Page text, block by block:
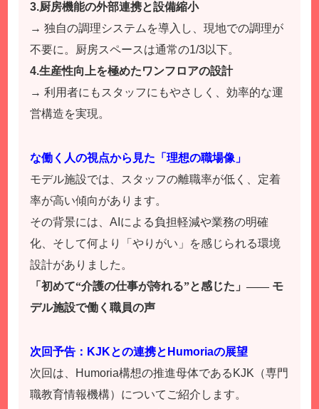
3.厨房機能の外部連携と設備縮小
→ 独自の調理システムを導入し、現地での調理が
不要に。厨房スペースは通常の1/3以下。
4.生産性向上を極めたワンフロアの設計
→ 利用者にもスタッフにもやさしく、効率的な運
営構造を実現。
な働く人の視点から見た「理想の職場像」
モデル施設では、スタッフの離職率が低く、定着
率が高い傾向があります。
その背景には、AIによる負担軽減や業務の明確
化、そして何より「やりがい」を感じられる環境
設計がありました。
「初めて“介護の仕事が誇れる”と感じた」—— モ
デル施設で働く職員の声
次回予告：KJKとの連携とHumoriaの展望
次回は、Humoria構想の推進母体であるKJK（専門
職教育情報機構）についてご紹介します。